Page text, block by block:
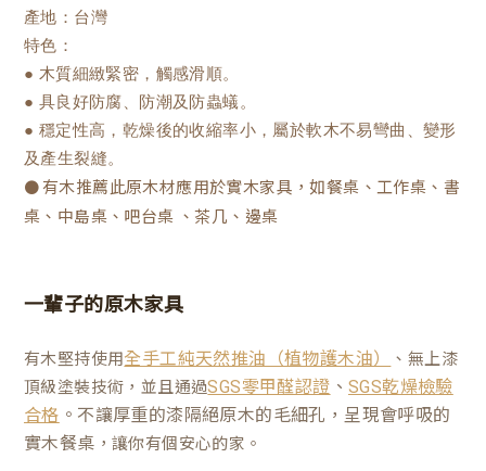
產地：台灣
特色：
● 木質細緻緊密，觸感滑順。
● 具良好防腐、防潮及防蟲蟻。
● 穩定性高，乾燥後的收縮率小，屬於軟木不易彎曲、變形
及產生裂縫。
●有木推薦此原木材應用於實木家具，如餐桌、工作桌、書
桌、中島桌、吧台桌 、茶几、邊桌
一輩子的原木家具
有木堅持使用全手工純天然推油（植物護木油）
、無上漆
頂級塗裝技術，並且通過SGS零甲醛認證 、SGS乾燥檢驗
合格 。不讓厚重的漆隔絕原木的毛細孔，呈現會呼吸的
實木餐桌 ，讓你有個安心的家。